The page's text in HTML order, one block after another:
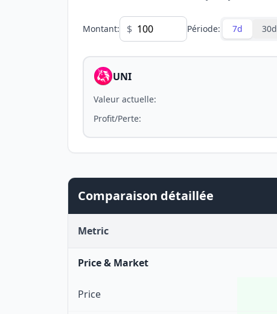
Montant: $ Période: 7d 30d
UNI
Valeur actuelle:
Profit/Perte:
Comparaison détaillée
Metric
Price & Market
Price